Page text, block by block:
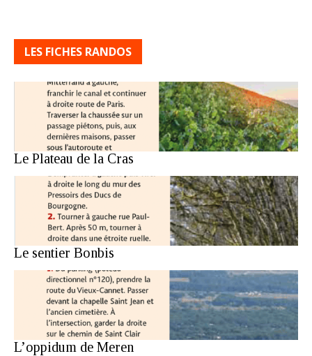
LES FICHES RANDOS
Le Plateau de la Cras
Le sentier Bonbis
L’oppidum de Meren